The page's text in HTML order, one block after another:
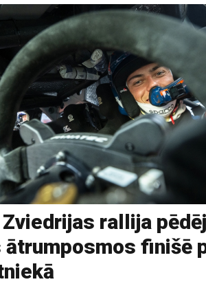
rallija
ātrumposmos finišē